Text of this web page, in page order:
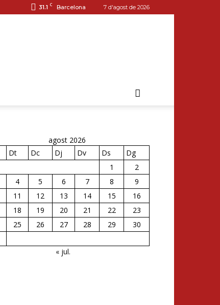
31.1 C Barcelona 7 d'agost de 2026
agost 2026
Dt Dc Dj Dv Ds
Dg
1
2
4 5 6 7 8
9
11 12 13 14 15
16
18 19 20 21 22
23
25 26 27 28 29
30
« jul.